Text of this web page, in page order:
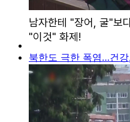
북한도 극한 폭염…건